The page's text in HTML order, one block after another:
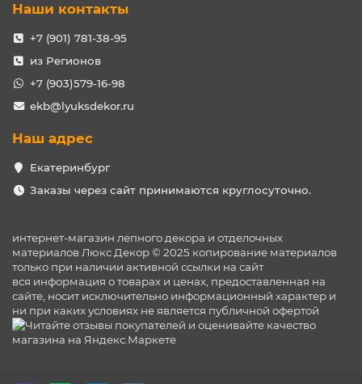
Наши контакты
+7 (901) 781-38-95
из Регионов
+7 (903)579-16-98
ekb@lyuksdekor.ru
Наш адрес
Екатеринбург
Заказы через сайт принимаются круглосуточно.
интернет-магазин лепного декора и отделочных
материалов Люкс Декор © 2025 копирование материалов
только при наличии активной ссылки на сайт
вся информация о товарах и ценах, предоставленная на
сайте, носит исключительно информационный характер и
ни при каких условиях не является публичной офертой